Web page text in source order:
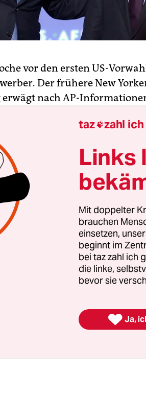
vor den ersten US-
Der frühere New
erwägt nach AP-
bis März treffen. Tritt
der Demokraten. Diese
ehemalige Außenministerin
wolle Bloomberg nur
der
diese Bürde abnehmen
antreten muss“, sagte sie
Bernie Sanders sagte mit
taz zahl ich
Links
Mit doppelter
brauchen
einsetzen,
beginnt im
bei taz zahl ich
die linke,
bevor sie
 Ja,